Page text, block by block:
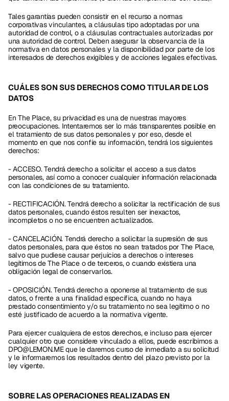
Tales garantías pueden consistir en el recurso a normas
corporativas vinculantes, a cláusulas tipo adoptadas por una
autoridad de control, o a cláusulas contractuales autorizadas por
una autoridad de control. Deben asegurar la observancia de la
normativa en datos personales y la disponibilidad por parte de los
interesados de derechos exigibles y de acciones legales efectivas.
CUÁLES SON SUS DERECHOS COMO TITULAR DE LOS
DATOS
En The Place, su privacidad es una de nuestras mayores
preocupaciones. Intentaremos ser lo más transparentes posible en
el tratamiento de sus datos personales y por eso, desde el
momento en que nos confíe su información, tendrá los siguientes
derechos:
- ACCESO. Tendrá derecho a solicitar el acceso a sus datos
personales, así como a conocer cualquier información relacionada
con las condiciones de su tratamiento.
- RECTIFICACIÓN. Tendrá derecho a solicitar la rectificación de sus
datos personales, cuando éstos resulten ser inexactos,
incompletos o no se encuentren actualizados.
- CANCELACIÓN. Tendrá derecho a solicitar la supresión de sus
datos personales, para que éstos no sean tratados por The Place,
salvo que pudiese causar perjuicios a derechos o intereses
legítimos de The Place o de terceros, o cuando existiera una
obligación legal de conservarlos.
- OPOSICIÓN. Tendrá derecho a oponerse al tratamiento de sus
datos, o frente a una finalidad específica, cuando no haya
prestado consentimiento y/o su tratamiento no sea legítimo o no
esté justificado de acuerdo a la normativa vigente.
Para ejercer cualquiera de estos derechos, e incluso para ejercer
cualquier otro que considere vinculado a ellos, puede escribirnos a
DPO@LEMON.ME que le daremos curso de inmediato a su solicitud
y le informaremos los resultados dentro del plazo previsto por la
ley vigente.
SOBRE LAS OPERACIONES REALIZADAS EN